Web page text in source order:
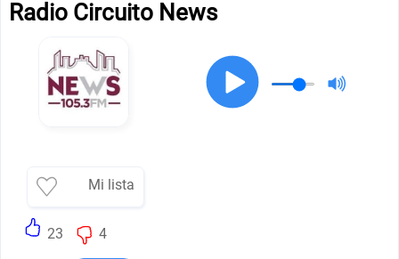
Radio Circuito News
Mi lista
23 4